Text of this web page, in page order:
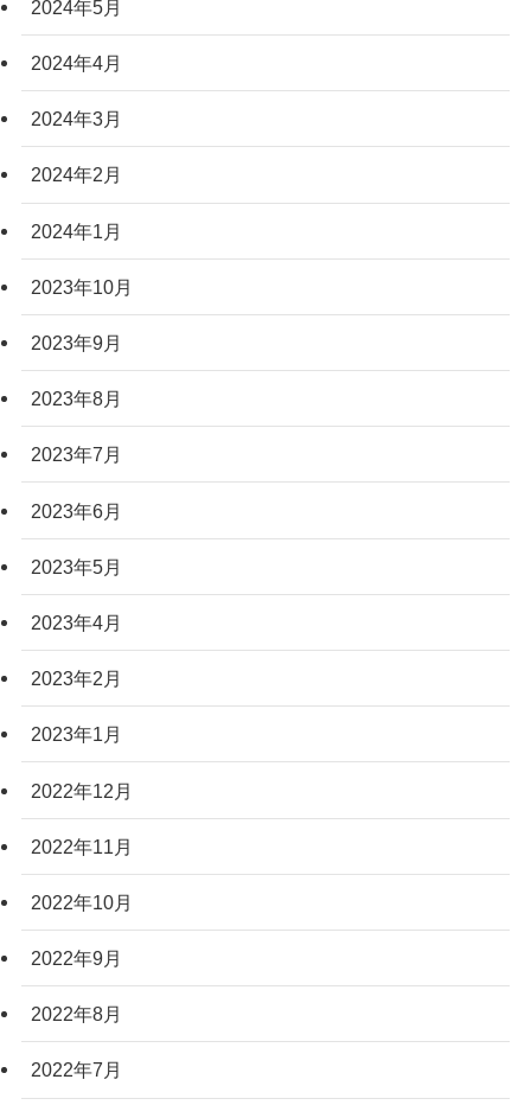
2024年5月
2024年4月
2024年3月
2024年2月
2024年1月
2023年10月
2023年9月
2023年8月
2023年7月
2023年6月
2023年5月
2023年4月
2023年2月
2023年1月
2022年12月
2022年11月
2022年10月
2022年9月
2022年8月
2022年7月